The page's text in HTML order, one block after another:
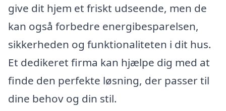
give dit hjem et friskt udseende, men de
kan også forbedre energibesparelsen,
sikkerheden og funktionaliteten i dit hus.
Et dedikeret firma kan hjælpe dig med at
finde den perfekte løsning, der passer til
dine behov og din stil.